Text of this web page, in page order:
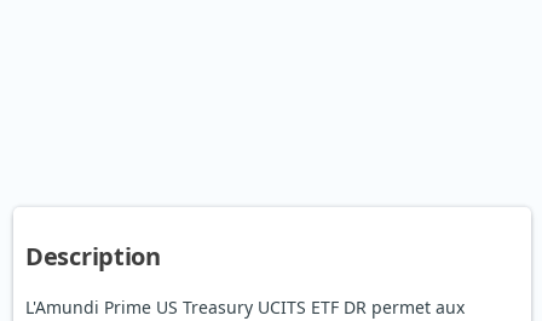
Description
L'Amundi Prime US Treasury UCITS ETF DR permet aux